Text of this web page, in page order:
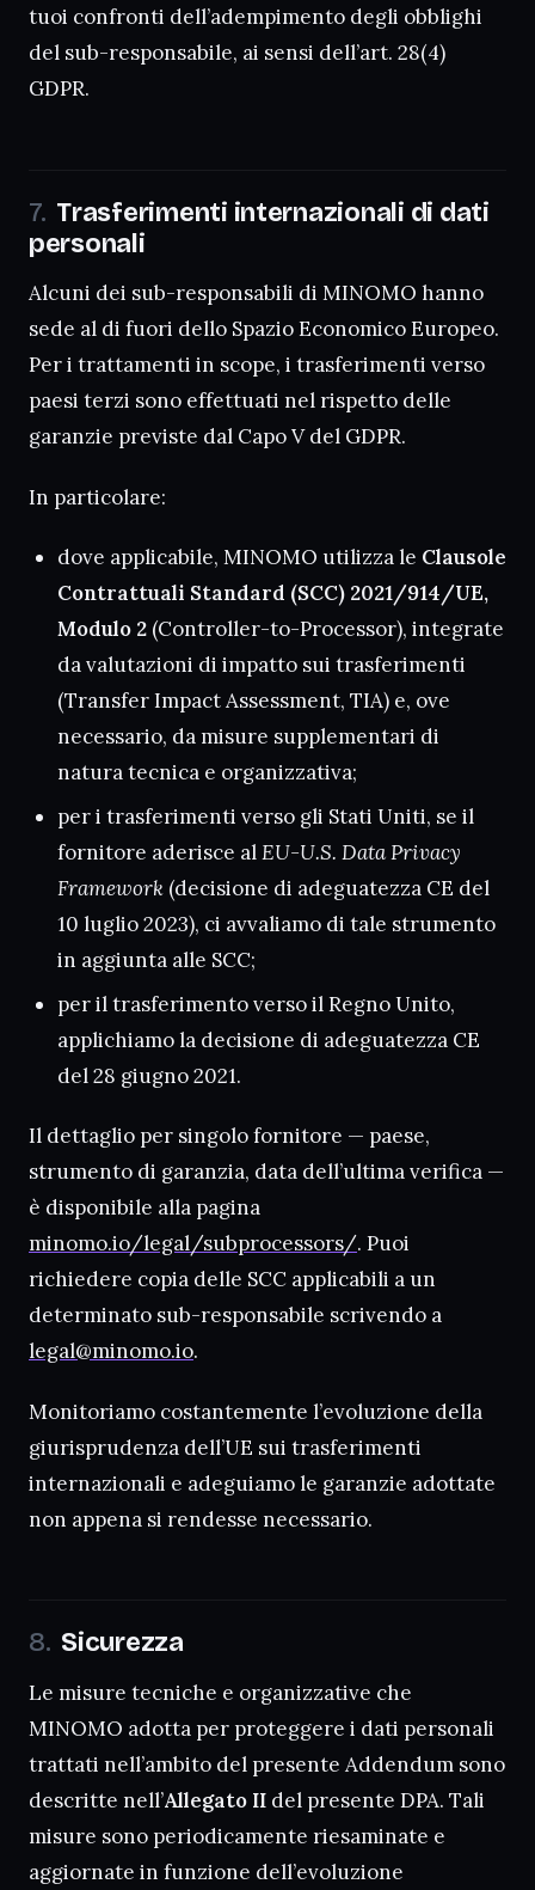
tuoi confronti dell’adempimento degli obblighi
del sub-responsabile, ai sensi dell’art. 28(4)
GDPR.
Trasferimenti internazionali di dati
personali
Alcuni dei sub-responsabili di MINOMO hanno
sede al di fuori dello Spazio Economico Europeo.
Per i trattamenti in scope, i trasferimenti verso
paesi terzi sono effettuati nel rispetto delle
garanzie previste dal Capo V del GDPR.
In particolare:
dove applicabile, MINOMO utilizza le Clausole
Contrattuali Standard (SCC) 2021/914/UE,
Modulo 2(Controller-to-Processor), integrate
da valutazioni di impatto sui trasferimenti
(Transfer Impact Assessment, TIA) e, ove
necessario, da misure supplementari di
natura tecnica e organizzativa;
per i trasferimenti verso gli Stati Uniti, se il
fornitore aderisce alEU-U.S. Data Privacy
Framework(decisione di adeguatezza CE del
10 luglio 2023), ci avvaliamo di tale strumento
in aggiunta alle SCC;
per il trasferimento verso il Regno Unito,
applichiamo la decisione di adeguatezza CE
del 28 giugno 2021.
Il dettaglio per singolo fornitore — paese,
strumento di garanzia, data dell’ultima verifica —
è disponibile alla pagina
minomo.io/legal/subprocessors/. Puoi
richiedere copia delle SCC applicabili a un
determinato sub-responsabile scrivendo a
legal@minomo.io.
Monitoriamo costantemente l’evoluzione della
giurisprudenza dell’UE sui trasferimenti
internazionali e adeguiamo le garanzie adottate
non appena si rendesse necessario.
Sicurezza
Le misure tecniche e organizzative che
MINOMO adotta per proteggere i dati personali
trattati nell’ambito del presente Addendum sono
descritte nell’Allegato II del presente DPA. Tali
misure sono periodicamente riesaminate e
aggiornate in funzione dell’evoluzione